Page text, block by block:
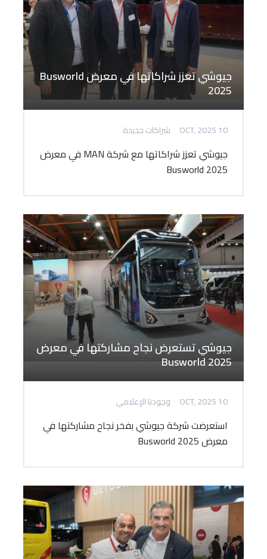
جيوشي تعزز شراكاتها في معرض Busworld
2025
10 OCT, 2025 شراكات جديدة
جيوشي تعزز شراكاتها مع شركة MAN في معرض
Busworld 2025
جيوشي تستعرض نجاح مشاركتها في معرض
Busworld 2025
10 OCT, 2025 وجودنا الإعلامي
استعرضت شركة جيوشي بفخر نجاح مشاركتها في
معرض Busworld 2025